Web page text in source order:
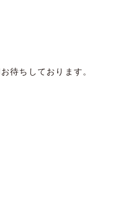
待ちしております。